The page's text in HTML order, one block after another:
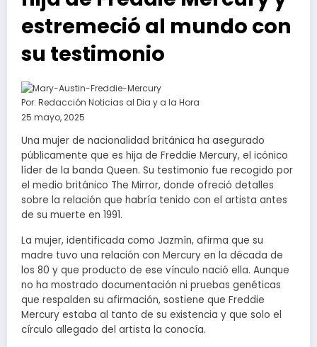
estremeció al mundo con
su testimonio
Por: Redacción Noticias al Dia y a la Hora
25 mayo, 2025
Una mujer de nacionalidad británica ha asegurado
públicamente que es hija de Freddie Mercury, el icónico
líder de la banda Queen. Su testimonio fue recogido por
el medio británico The Mirror, donde ofreció detalles
sobre la relación que habría tenido con el artista antes
de su muerte en 1991.
La mujer, identificada como Jazmín, afirma que su
madre tuvo una relación con Mercury en la década de
los 80 y que producto de ese vínculo nació ella. Aunque
no ha mostrado documentación ni pruebas genéticas
que respalden su afirmación, sostiene que Freddie
Mercury estaba al tanto de su existencia y que solo el
círculo allegado del artista la conocía.